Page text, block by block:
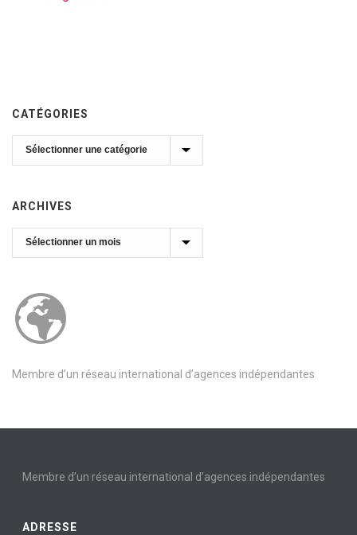
CATÉGORIES
Catégories
ARCHIVES
Archives
Membre d’un réseau international d’agences indépendantes
Membre d’un réseau international d’agences indépendantes
ADRESSE